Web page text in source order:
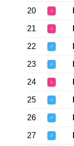
20 ♀
21 ♀
22 ♂
23 ♂
24 ♀
25 ♂
26 ♂
27 ♂